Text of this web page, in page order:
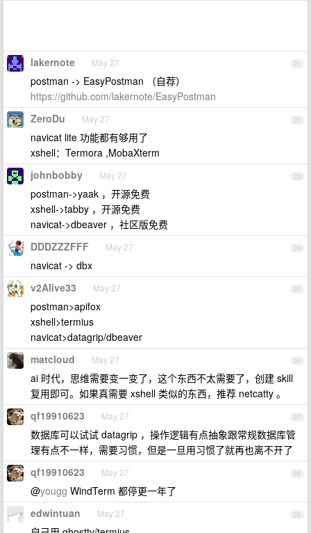
21
lakernote May 27
postman -> EasyPostman （自荐）
https://github.com/lakernote/EasyPostman
22
ZeroDu May 27
navicat lite 功能都有够用了
xshell：Termora ,MobaXterm
23
johnbobby May 27
postman->yaak ，开源免费
xshell->tabby ，开源免费
navicat->dbeaver ，社区版免费
24
DDDZZZFFF May 27
navicat -> dbx
25
v2Alive33 May 27
postman>apifox
xshell>termius
navicat>datagrip/dbeaver
26
matcloud May 27
ai 时代，思维需要变一变了，这个东西不太需要了，创建 skill
复用即可。如果真需要 xshell 类似的东西，推荐 netcatty 。
27
qf19910623 May 27
数据库可以试试 datagrip ，操作逻辑有点抽象跟常规数据库管
理有点不一样，需要习惯，但是一旦用习惯了就再也离不开了
28
qf19910623 May 27
@yougg WindTerm 都停更一年了
29
edwintuan May 27